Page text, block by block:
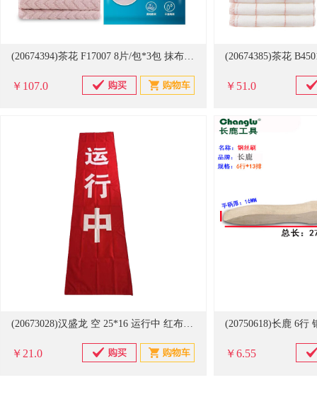
(20674394)茶花 F17007 8片/包*3包 抹布(单位：组)
￥107.0 ￥51.0
(20673028)汉盛龙 空 25*16 运行中 红布帘(单位：条)
￥21.0
(20750618)长鹿 6行
￥6.55